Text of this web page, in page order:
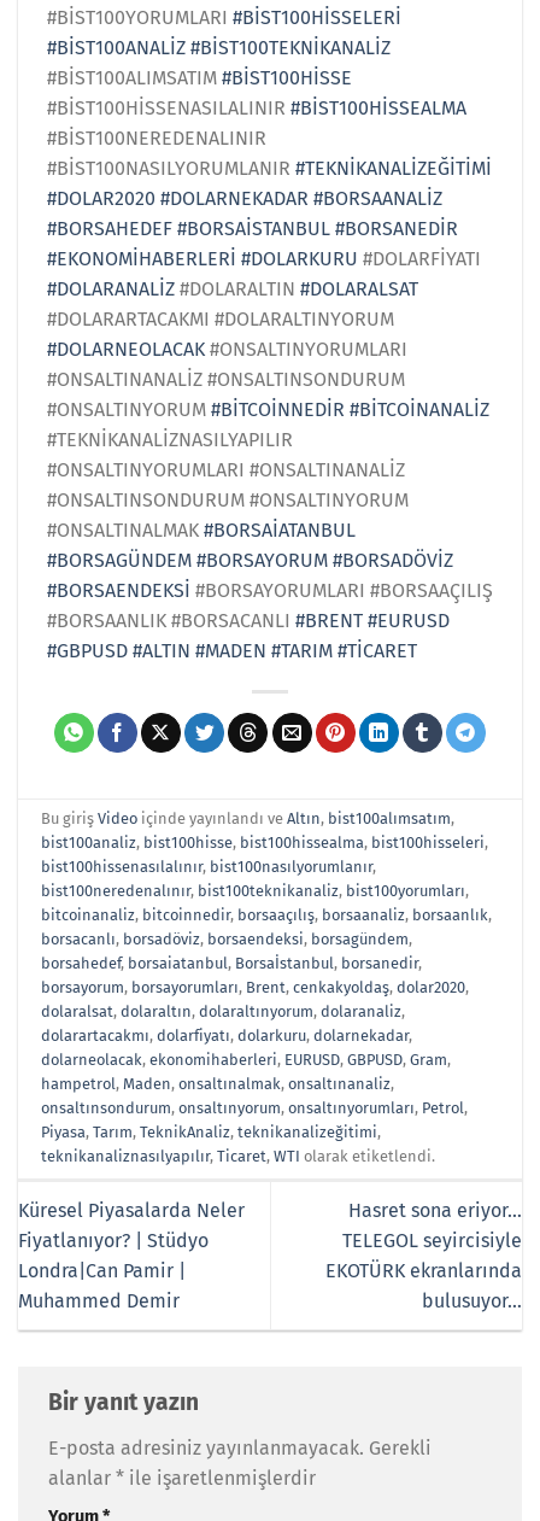
#BİST100YORUMLARI #BİST100HİSSELERİ
#BİST100ANALİZ #BİST100TEKNİKANALİZ
#BİST100ALIMSATIM #BİST100HİSSE
#BİST100HİSSENASILALINIR #BİST100HİSSEALMA
#BİST100NEREDENALINIR
#BİST100NASILYORUMLANIR #TEKNİKANALİZEĞİTİMİ
#DOLAR2020 #DOLARNEKADAR #BORSAANALİZ
#BORSAHEDEF #BORSAİSTANBUL #BORSANEDİR
#EKONOMİHABERLERİ #DOLARKURU #DOLARFİYATI
#DOLARANALİZ #DOLARALTIN #DOLARALSAT
#DOLARARTACAKMI #DOLARALTINYORUM
#DOLARNEOLACAK #ONSALTINYORUMLARI
#ONSALTINANALİZ #ONSALTINSONDURUM
#ONSALTINYORUM #BİTCOİNNEDİR #BİTCOİNANALİZ
#TEKNİKANALİZNASILYAPILIR
#ONSALTINYORUMLARI #ONSALTINANALİZ
#ONSALTINSONDURUM #ONSALTINYORUM
#ONSALTINALMAK #BORSAİATANBUL
#BORSAGÜNDEM #BORSAYORUM #BORSADÖVİZ
#BORSAENDEKSİ #BORSAYORUMLARI #BORSAAÇILIŞ
#BORSAANLIK #BORSACANLI #BRENT #EURUSD
#GBPUSD #ALTIN #MADEN #TARIM #TİCARET
Bu girişVideo içinde yayınlandı veAltın, bist100alımsatım,
bist100analiz, bist100hisse, bist100hissealma, bist100hisseleri,
bist100hissenasılalınır, bist100nasılyorumlanır,
bist100neredenalınır, bist100teknikanaliz, bist100yorumları,
bitcoinanaliz, bitcoinnedir, borsaaçılış, borsaanaliz, borsaanlık,
borsacanlı, borsadöviz, borsaendeksi, borsagündem,
borsahedef, borsaiatanbul, Borsaİstanbul, borsanedir,
borsayorum, borsayorumları, Brent,cenkakyoldaş,dolar2020,
dolaralsat,dolaraltın,dolaraltınyorum,dolaranaliz,
dolarartacakmı,dolarfiyatı,dolarkuru,dolarnekadar,
dolarneolacak,ekonomihaberleri, EURUSD,GBPUSD,Gram,
hampetrol,Maden,onsaltınalmak,onsaltınanaliz,
onsaltınsondurum,onsaltınyorum,onsaltınyorumları, Petrol,
Piyasa,Tarım,TeknikAnaliz,teknikanalizeğitimi,
teknikanaliznasılyapılır,Ticaret,WTI olarak etiketlendi.
Küresel Piyasalarda Neler
Fiyatlanıyor? | Stüdyo
Londra|Can Pamir |
Muhammed Demir
Hasret sona eriyor…
TELEGOL seyircisiyle
EKOTÜRK ekranlarında
bulusuyor…
Bir yanıt yazın
E-posta adresiniz yayınlanmayacak. Gerekli
alanlar * ile işaretlenmişlerdir
Yorum*